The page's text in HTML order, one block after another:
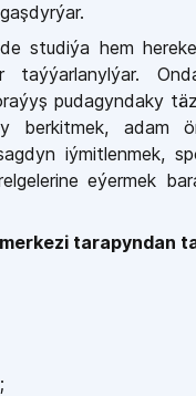
studiýa hem
taýýarlanylýar.
pudagyndaky
berkitmek, adam
iýmitlenmek,
eýermek
tarapyndan